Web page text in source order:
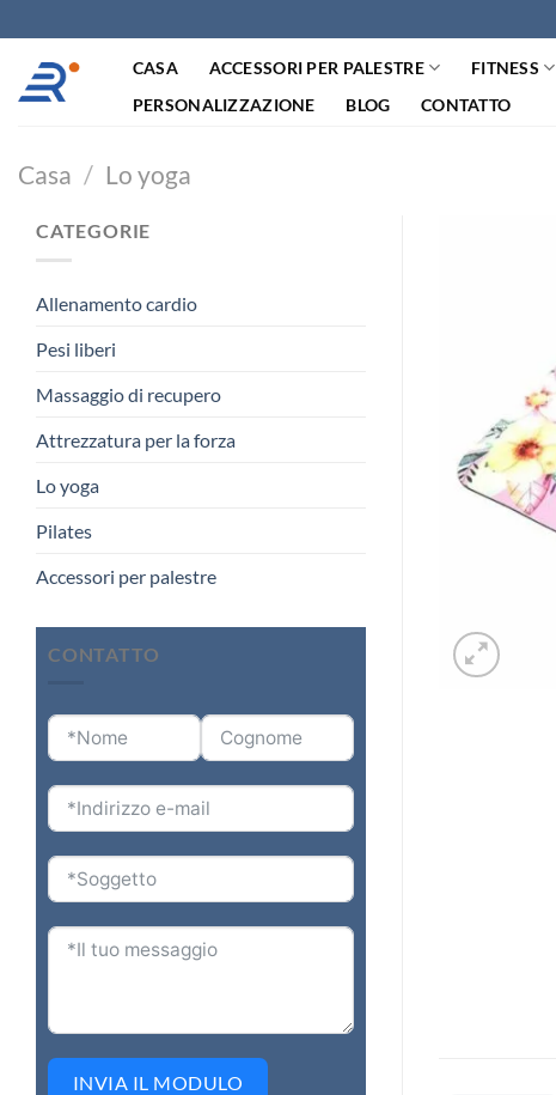
ai
contenuti
CASA ACCESSORI PER PALESTRE FITNESS
PERSONALIZZAZIONE
BLOG CONTATTO
Casa / Lo yoga
CATEGORIE
Allenamento cardio
Pesi liberi
Massaggio di recupero
Attrezzatura per la forza
Lo yoga
Pilates
Accessori per palestre
CONTATTO
INVIA IL MODULO